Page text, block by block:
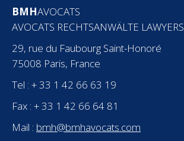
BMHAVOCATS
AVOCATS RECHTSANWÄLTE LAWYERS
29, rue du Faubourg Saint-Honoré
75008 Paris, France
Tel : + 33 1 42 66 63 19
Fax : + 33 1 42 66 64 81
Mail : bmh@bmhavocats.com